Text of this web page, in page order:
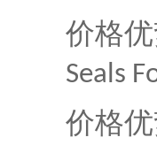
价格
Seals
价格